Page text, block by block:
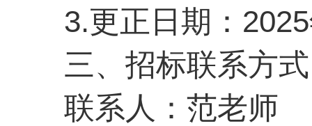
3.更正日期：
三、招标联系方
联系人：范老师